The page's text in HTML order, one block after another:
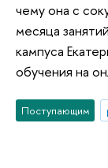
чему она с
месяца
кампуса
обучения на
Поступающим